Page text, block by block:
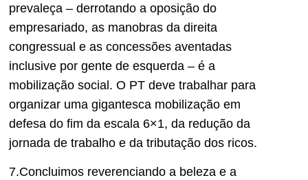
prevaleça – derrotando a oposição do
empresariado, as manobras da direita
congressual e as concessões aventadas
inclusive por gente de esquerda – é a
mobilização social. O PT deve trabalhar para
organizar uma gigantesca mobilização em
defesa do fim da escala 6×1, da redução da
jornada de trabalho e da tributação dos ricos.
7.Concluimos reverenciando a beleza e a